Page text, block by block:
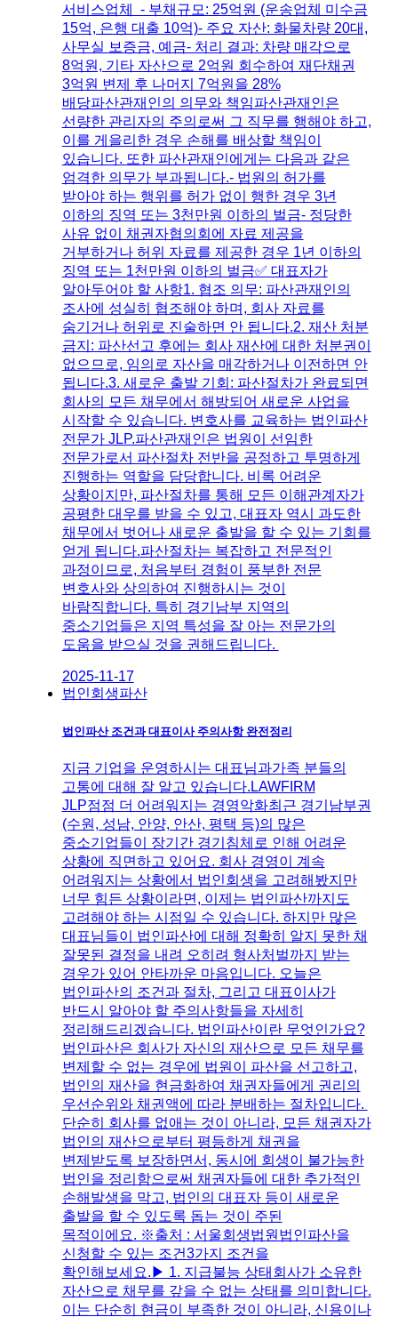
서비스업체 - 부채규모: 25억원 (운송업체 미수금
15억, 은행 대출 10억)- 주요 자산: 화물차량 20대,
사무실 보증금, 예금- 처리 결과: 차량 매각으로
8억원, 기타 자산으로 2억원 회수하여 재단채권
3억원 변제 후 나머지 7억원을 28%
배당파산관재인의 의무와 책임파산관재인은
선량한 관리자의 주의로써 그 직무를 행해야 하고,
이를 게을리한 경우 손해를 배상할 책임이
있습니다. 또한 파산관재인에게는 다음과 같은
엄격한 의무가 부과됩니다.- 법원의 허가를
받아야 하는 행위를 허가 없이 행한 경우 3년
이하의 징역 또는 3천만원 이하의 벌금- 정당한
사유 없이 채권자협의회에 자료 제공을
거부하거나 허위 자료를 제공한 경우 1년 이하의
징역 또는 1천만원 이하의 벌금​✅ 대표자가
알아두어야 할 사항1. 협조 의무: 파산관재인의
조사에 성실히 협조해야 하며, 회사 자료를
숨기거나 허위로 진술하면 안 됩니다.​2. 재산 처분
금지: 파산선고 후에는 회사 재산에 대한 처분권이
없으므로, 임의로 자산을 매각하거나 이전하면 안
됩니다.​3. 새로운 출발 기회: 파산절차가 완료되면
회사의 모든 채무에서 해방되어 새로운 사업을
시작할 수 있습니다.​ 변호사를 교육하는 법인파산
전문가 JLP.파산관재인은 법원이 선임한
전문가로서 파산절차 전반을 공정하고 투명하게
진행하는 역할을 담당합니다. 비록 어려운
상황이지만, 파산절차를 통해 모든 이해관계자가
공평한 대우를 받을 수 있고, 대표자 역시 과도한
채무에서 벗어나 새로운 출발을 할 수 있는 기회를
얻게 됩니다.파산절차는 복잡하고 전문적인
과정이므로, 처음부터 경험이 풍부한 전문
변호사와 상의하여 진행하시는 것이
바람직합니다. 특히 경기남부 지역의
중소기업들은 지역 특성을 잘 아는 전문가의
도움을 받으실 것을 권해드립니다.
2025-11-17
법인회생파산
법인파산 조건과 대표이사 주의사항 완전정리
지금 기업을 운영하시는 대표님과가족 분들의
고통에 대해 잘 알고 있습니다.LAWFIRM
JLP점점 더 어려워지는 경영악화최근 경기남부권
(수원, 성남, 안양, 안산, 평택 등)의 많은
중소기업들이 장기간 경기침체로 인해 어려운
상황에 직면하고 있어요. ​회사 경영이 계속
어려워지는 상황에서 법인회생을 고려해봤지만
너무 힘든 상황이라면, 이제는 법인파산까지도
고려해야 하는 시점일 수 있습니다. ​하지만 많은
대표님들이 법인파산에 대해 정확히 알지 못한 채
잘못된 결정을 내려 오히려 형사처벌까지 받는
경우가 있어 안타까운 마음입니다. 오늘은
법인파산의 조건과 절차, 그리고 대표이사가
반드시 알아야 할 주의사항들을 자세히
정리해드리겠습니다. ​법인파산이란 무엇인가요?
법인파산은 회사가 자신의 재산으로 모든 채무를
변제할 수 없는 경우에 법원이 파산을 선고하고,
법인의 재산을 현금화하여 채권자들에게 권리의
우선순위와 채권액에 따라 분배하는 절차입니다. ​
단순히 회사를 없애는 것이 아니라, 모든 채권자가
법인의 재산으로부터 평등하게 채권을
변제받도록 보장하면서, 동시에 회생이 불가능한
법인을 정리함으로써 채권자들에 대한 추가적인
손해발생을 막고, ​법인의 대표자 등이 새로운
출발을 할 수 있도록 돕는 것이 주된
목적이에요. ※출처 : 서울회생법원​법인파산을
신청할 수 있는 조건3가지 조건을
확인해보세요.▶ 1. 지급불능 상태​회사가 소유한
자산으로 채무를 갚을 수 없는 상태를 의미합니다.
이는 단순히 현금이 부족한 것이 아니라, 신용이나